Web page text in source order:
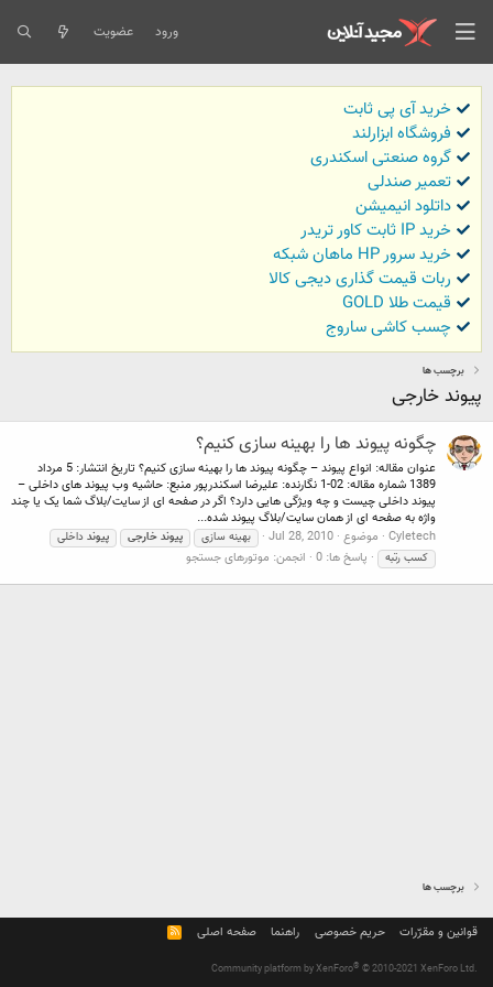
ورود عضویت
خرید آی پی ثابت
فروشگاه ابزارلند
گروه صنعتی اسکندری
تعمیر صندلی
داتلود انیمیشن
خرید IP ثابت کاور تریدر
خرید سرور HP ماهان شبکه
ربات قیمت گذاری دیجی کالا
قیمت طلا GOLD
چسب کاشی ساروج
برچسب ها
پیوند خارجی
چگونه پیوند ها را بهینه سازی کنیم؟
عنوان مقاله: انواع پیوند – چگونه پیوند ها را بهینه سازی کنیم؟ تاریخ انتشار: 5 مرداد
1389 شماره مقاله: 02-1 نگارنده: علیرضا اسکندرپور منبع: حاشیه وب پیوند های داخلی –
پیوند داخلی چیست و چه ویژگی هایی دارد؟ اگر در صفحه ای از سایت/بلاگ شما یک یا چند
واژه به صفحه ای از همان سایت/بلاگ پیوند شده...
Cyletech موضوع Jul 28, 2010 بهینه سازی پیوند خارجی پیوند داخلی
کسب رتبه
پاسخ ها: 0 انجمن: موتورهای جستجو
برچسب ها
قوانین و مقرّرات حریم خصوصی راهنما صفحه اصلی
R
S
Community platform by XenForo® © 2010-2021 XenForo Ltd.